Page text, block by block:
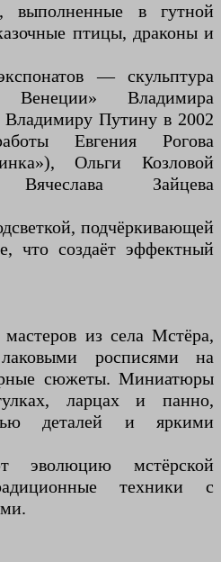
выполненные в гутной
птицы, драконы и
— скульптура
Владимира
Владимиру Путину в 2002
Евгения Рогова
Ольги Козловой
Зайцева
подчёркивающей
что создаёт эффектный
из села Мстёра,
росписями на
сюжеты. Миниатюры
ларцах и панно,
деталей и яркими
эволюцию мстёрской
техники с